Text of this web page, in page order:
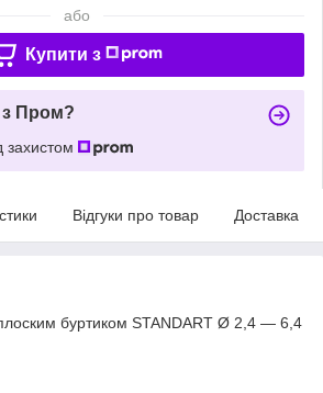
або
Купити з
з Пром?
захистом
Відгуки про товар Доставка
буртиком STANDART Ø 2,4 — 6,4